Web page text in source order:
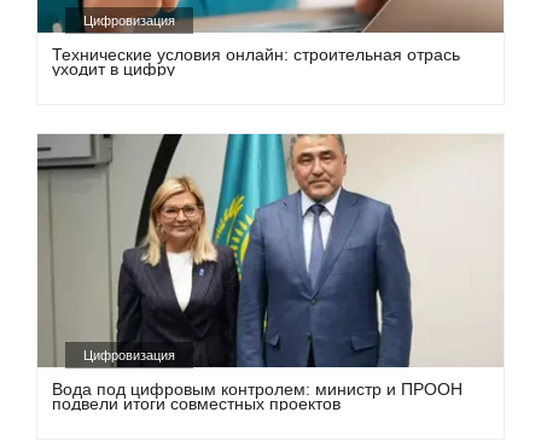
Цифровизация
Технические условия онлайн: строительная отрась
уходит в цифру
Цифровизация
Вода под цифровым контролем: министр и ПРООН
подвели итоги совместных проектов